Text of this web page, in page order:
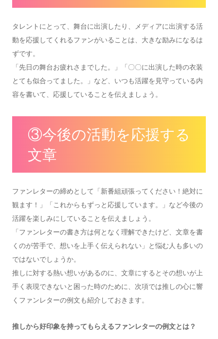
タレントにとって、舞台に出演したり、メディアに出演する活
動を応援してくれるファンがいることは、大きな励みになるは
ずです。
「先日の舞台お疲れさまでした。」「〇〇に出演した時の衣装
とても似合ってました。」など、いつも活躍を見守っている内
容を書いて、応援していることを伝えましょう。
③今後の活動を応援する
文章
ファンレターの締めとして「新番組頑張ってください！絶対に
観ます！」「これからもずっと応援しています。」など今後の
活躍を楽しみにしていることを伝えましょう。
「ファンレターの書き方は何となく理解できたけど、文章を書
くのが苦手で、想いを上手く伝えられない」と悩む人も多いの
ではないでしょうか。
推しに対する熱い想いがあるのに、文章にするとその想いが上
手く表現できないと困った時のために、次項では推しの心に響
くファンレターの例文も紹介しておきます。
推しから好印象を持ってもらえるファンレターの例文とは？